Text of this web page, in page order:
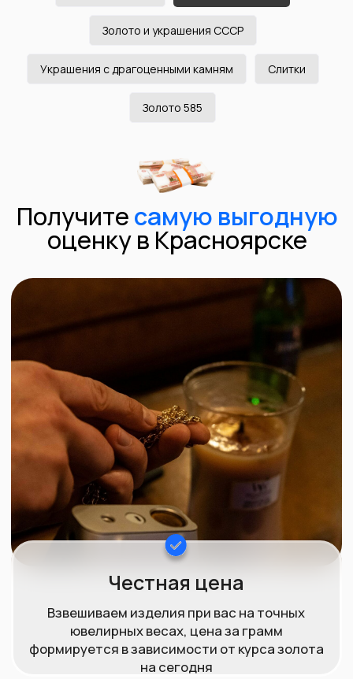
Золото и украшения СССР
Украшения с драгоценными камням Слитки
Золото 585
Проверка изделий на
спектрометре
Для проверки драгоценных металлов мы
используем профессиональное оборудование и с
Vanta L – это самая современная модель
портативного анализатора металлов,
используется для проверки золота и других
металлов. Точно определяет процент золота в
металле, удобен в использовании, быстрое время
анализа.
Дорогостоящая вещь, которая есть в наличии
при определении стоимости нестандартных
ювелирных изделий, изготовленных у частных
ювелиров, или золота без клейма.
Может быть использован для анализа широкого